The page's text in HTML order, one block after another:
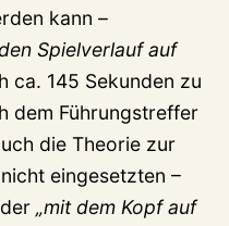
kann –
Spielverlauf auf
ca. 145 Sekunden zu
dem Führungstreffer
die Theorie zur
eingesetzten –
„mit dem Kopf auf